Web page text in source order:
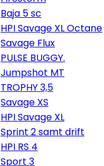
Baja 5 sc
HPI Savage XL Octane
Savage Flux
PULSE BUGGY.
Jumpshot MT
TROPHY 3,5
Savage XS
HPI Savage XL
Sprint 2 samt drift
HPI RS 4
Sport 3